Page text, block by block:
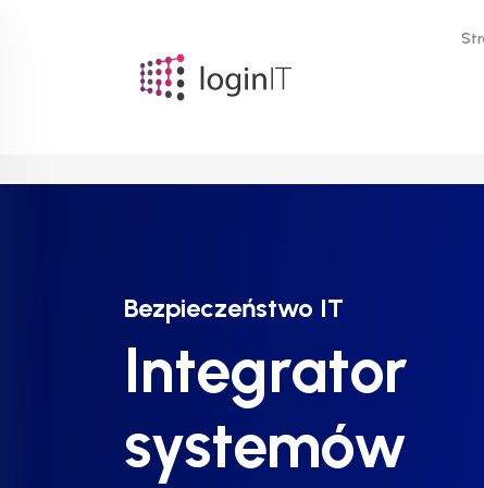
Bezpieczeństwo IT
Integrator
systemów
Bezpieczeństwo IT
Integrator
systemów
Bezpieczeństwo IT
Integrator
systemów